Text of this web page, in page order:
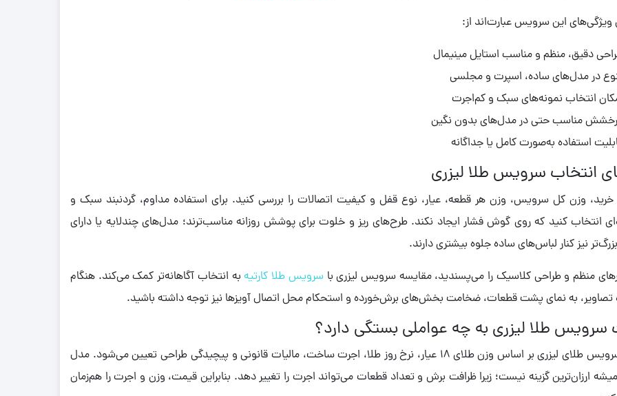
ویژگی‌های این سرویس عبارت‌اند از:
دقیق، منظم و مناسب استایل مینیمال
در مدل‌های ساده، اسپرت و مجلسی
انتخاب نمونه‌های سبک و کم‌اجرت
مناسب حتی در مدل‌های بدون نگین
استفاده به‌صورت کامل یا جداگانه
انتخاب سرویس طلا لیزری
وزن کل سرویس، وزن هر قطعه، عیار، نوع قفل و کیفیت اتصالات را بررسی کنید. برای استفاده مداوم، گردنبند سبک و
انتخاب کنید که روی گوش فشار ایجاد نکند. طرح‌های ریز و خلوت برای پوشش روزانه مناسب‌ترند؛ مدل‌های چندلایه یا دارای
نیز کنار لباس‌های ساده جلوه بیشتری دارند.
منظم و طراحی کلاسیک را می‌پسندید، مقایسه سرویس لیزری باسرویس طلا کارتیهبه انتخاب آگاهانه‌تر کمک می‌کند. هنگام
به نمای پشت قطعات، ضخامت بخش‌های برش‌خورده و استحکام محل اتصال آویزها نیز توجه داشته باشید.
طلا لیزری به چه عواملی بستگی دارد؟
قیمت سرویس طلای لیزری بر اساس وزن طلای ۱۸ عیار، نرخ روز طلا، اجرت ساخت، مالیات قانونی و پیچیدگی طراحی تعیین می‌شود. مدل
ارزان‌ترین گزینه نیست؛ زیرا ظرافت برش و تعداد قطعات می‌تواند اجرت را تغییر دهد. بنابراین قیمت، وزن و اجرت را هم‌زمان